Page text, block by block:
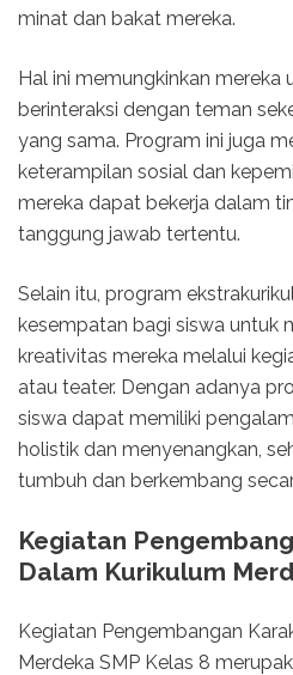
minat dan bakat mereka.
Hal ini memungkinkan mereka
berinteraksi dengan teman
yang sama. Program ini juga
keterampilan sosial dan
mereka dapat bekerja dalam
tanggung jawab tertentu.
Selain itu, program
kesempatan bagi siswa untuk
kreativitas mereka melalui
atau teater. Dengan adanya
siswa dapat memiliki
holistik dan menyenangkan,
tumbuh dan berkembang
Kegiatan
Dalam Kurikulum
Kegiatan Pengembangan
Merdeka SMP Kelas 8